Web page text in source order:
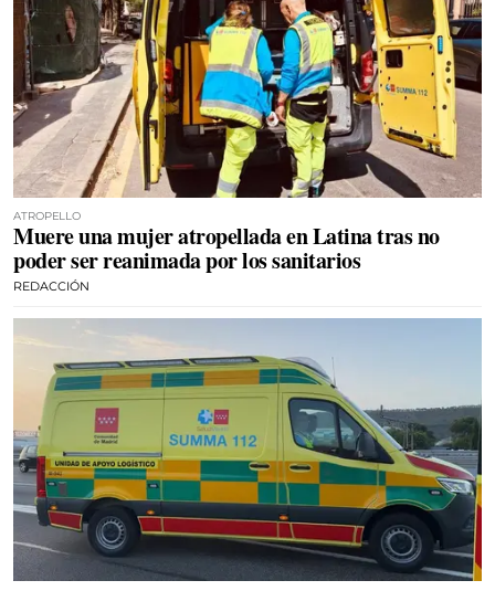
ATROPELLO
Muere una mujer atropellada en Latina tras no
poder ser reanimada por los sanitarios
REDACCIÓN